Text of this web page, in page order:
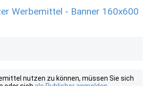
Werbemittel - Banner 160x600
nutzen zu können, müssen Sie sich